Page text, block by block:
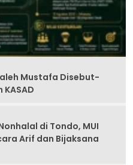
Mustafa Disebut-
di Tondo, MUI
Arif dan Bijaksana